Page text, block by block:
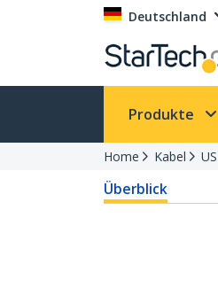
Deutschland
Produkte
Home Kabel
Überblick